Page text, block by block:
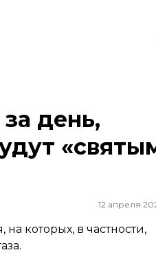
день,
12 апреля
которых, в частности,